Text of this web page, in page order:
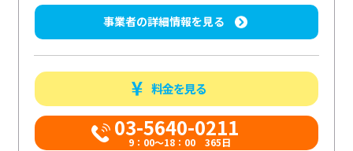
事業者の詳細情報を見る
料金を見る
03-5640-0211
9：00～18：00 365日